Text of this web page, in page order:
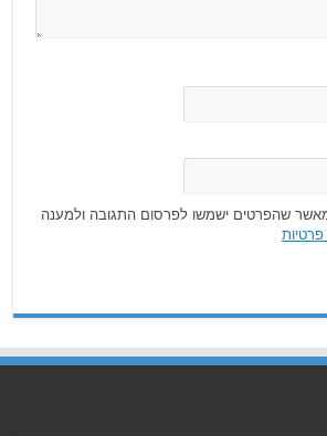
שהפרטים ישמשו לפרסום התגובה ולמענה
פרטיות